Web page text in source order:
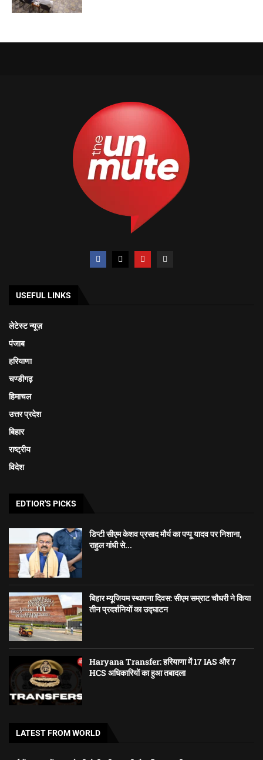
USEFUL LINKS
लेटेस्ट न्यूज़
पंजाब
हरियाणा
चण्डीगढ़
हिमाचल
उत्तर प्रदेश
बिहार
राष्ट्रीय
विदेश
EDTIOR'S PICKS
डिप्टी सीएम केशव प्रसाद मौर्य का पप्पू यादव पर निशाना,
राहुल गांधी से...
बिहार म्यूजियम स्थापना दिवस: सीएम सम्राट चौधरी ने किया
तीन प्रदर्शनियों का उद्घाटन
Haryana Transfer: हरियाणा में 17 IAS और 7
HCS अधिकारियों का हुआ तबादला
LATEST FROM WORLD